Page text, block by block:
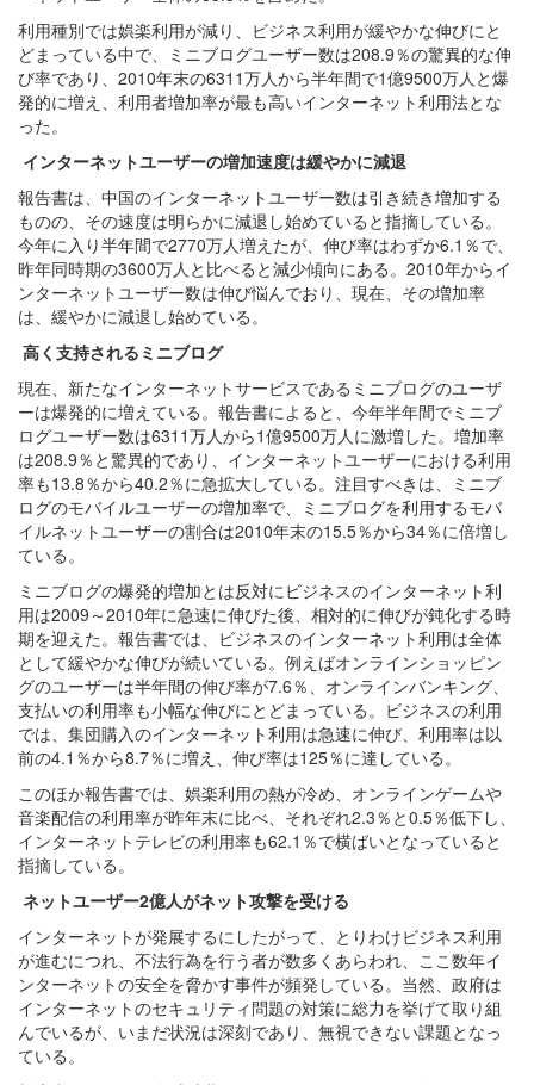
利用種別では娯楽利用が減り、ビジネス利用が緩やかな伸びにと
どまっている中で、ミニブログユーザー数は208.9％の驚異的な伸
び率であり、2010年末の6311万人から半年間で1億9500万人と爆
発的に増え、利用者増加率が最も高いインターネット利用法とな
った。
インターネットユーザーの増加速度は緩やかに減退
報告書は、中国のインターネットユーザー数は引き続き増加する
ものの、その速度は明らかに減退し始めていると指摘している。
今年に入り半年間で2770万人増えたが、伸び率はわずか6.1％で、
昨年同時期の3600万人と比べると減少傾向にある。2010年からイ
ンターネットユーザー数は伸び悩んでおり、現在、その増加率
は、緩やかに減退し始めている。
高く支持されるミニブログ
現在、新たなインターネットサービスであるミニブログのユーザ
ーは爆発的に増えている。報告書によると、今年半年間でミニブ
ログユーザー数は6311万人から1億9500万人に激増した。増加率
は208.9％と驚異的であり、インターネットユーザーにおける利用
率も13.8％から40.2％に急拡大している。注目すべきは、ミニブ
ログのモバイルユーザーの増加率で、ミニブログを利用するモバ
イルネットユーザーの割合は2010年末の15.5％から34％に倍増し
ている。
ミニブログの爆発的増加とは反対にビジネスのインターネット利
用は2009～2010年に急速に伸びた後、相対的に伸びが鈍化する時
期を迎えた。報告書では、ビジネスのインターネット利用は全体
として緩やかな伸びが続いている。例えばオンラインショッピン
グのユーザーは半年間の伸び率が7.6％、オンラインバンキング、
支払いの利用率も小幅な伸びにとどまっている。ビジネスの利用
では、集団購入のインターネット利用は急速に伸び、利用率は以
前の4.1％から8.7％に増え、伸び率は125％に達している。
このほか報告書では、娯楽利用の熱が冷め、オンラインゲームや
音楽配信の利用率が昨年末に比べ、それぞれ2.3％と0.5％低下し、
インターネットテレビの利用率も62.1％で横ばいとなっていると
指摘している。
ネットユーザー2億人がネット攻撃を受ける
インターネットが発展するにしたがって、とりわけビジネス利用
が進むにつれ、不法行為を行う者が数多くあらわれ、ここ数年イ
ンターネットの安全を脅かす事件が頻発している。当然、政府は
インターネットのセキュリティ問題の対策に総力を挙げて取り組
んでいるが、いまだ状況は深刻であり、無視できない課題となっ
ている。